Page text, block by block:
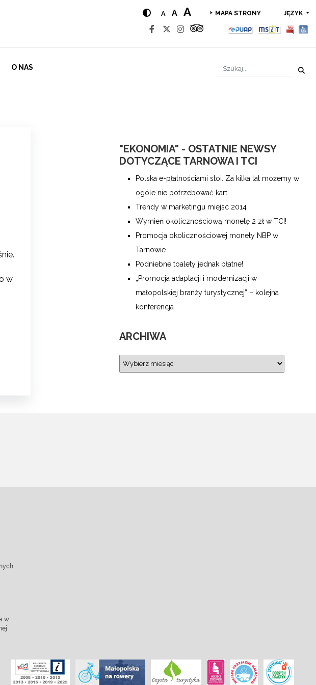
A A A MAPA STRONY JĘZYK
O NAS
w
"EKONOMIA" - OSTATNIE NEWSY
DOTYCZĄCE TARNOWA I TCI
Polska e-płatnościami stoi. Za kilka lat możemy w
ogóle nie potrzebować kart
Trendy w marketingu miejsc 2014
Wymień okolicznościową monetę 2 zł w TCI!
Promocja okolicznościowej monety NBP w
Tarnowie
Podniebne toalety jednak płatne!
„Promocja adaptacji i modernizacji w
małopolskiej branży turystycznej” – kolejna
konferencja
ARCHIWA
w